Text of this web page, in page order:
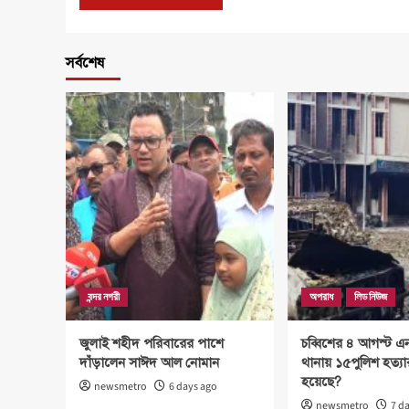
সর্বশেষ
বন্দর নগরী
জুলাই শহীদ পরিবারের পাশে
দাঁড়ালেন সাঈদ আল নোমান
newsmetro 6 days ago
অপরাধ লিড নিউজ
চব্বিশের ৪ আগস্ট
থানায় ১৫পুলিশ
হয়েছে?